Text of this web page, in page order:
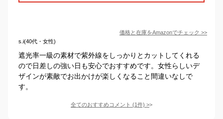
価格と在庫をAmazonでチェック >>
s.i(40代・女性)
遮光率一級の素材で紫外線をしっかりとカットしてくれる
ので日差しの強い日も安心でおすすめです。女性らしいデ
ザインが素敵でお出かけが楽しくなること間違いなしで
す。
全てのおすすめコメント (1件) >